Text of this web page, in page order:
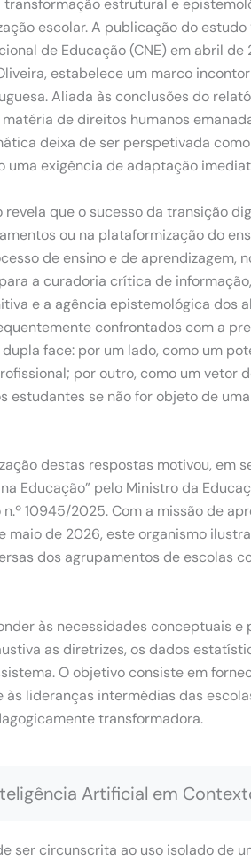
estrutural e
escolar. A publicação do
de Educação (CNE) em abril
estabelece um marco
Aliada às conclusões do
de direitos humanos
deixa de ser perspetivada
exigência de adaptação
que o sucesso da transição
ou na plataformização do
de ensino e de aprendizagem,
a curadoria crítica de
e a agência epistemológica dos
confrontados com a
face: por um lado, como um
por outro, como um vetor
estudantes se não for objeto de
destas respostas motivou, em
Educação” pelo Ministro da
10945/2025.Com a missão de
maio de 2026, este organismo
dos agrupamentos de escolas
às necessidades conceptuais e
as diretrizes, os dados
O objetivo consiste em
lideranças intermédias das
transformadora.
Artificial em
ser circunscrita ao uso isolado de